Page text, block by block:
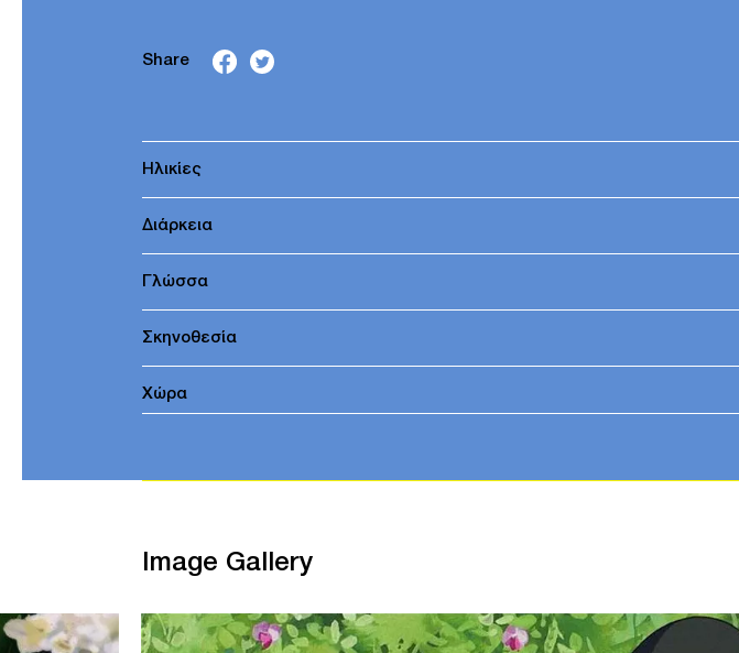
Share
Ηλικίες
Διάρκεια
Γλώσσα
Σκηνοθεσία
Χώρα
Image Gallery